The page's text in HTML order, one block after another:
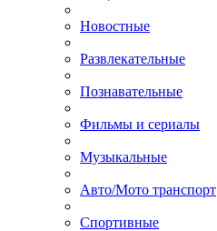
Новостные
Развлекательные
Познавательные
Фильмы и сериалы
Музыкальные
Авто/Мото транспорт
Спортивные